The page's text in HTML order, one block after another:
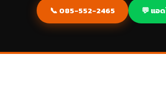
📞 085-552-2465 💬 แอ